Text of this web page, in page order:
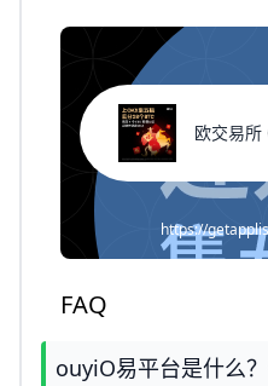
欧交易所
https://
FAQ
ouyiO易平台是什么